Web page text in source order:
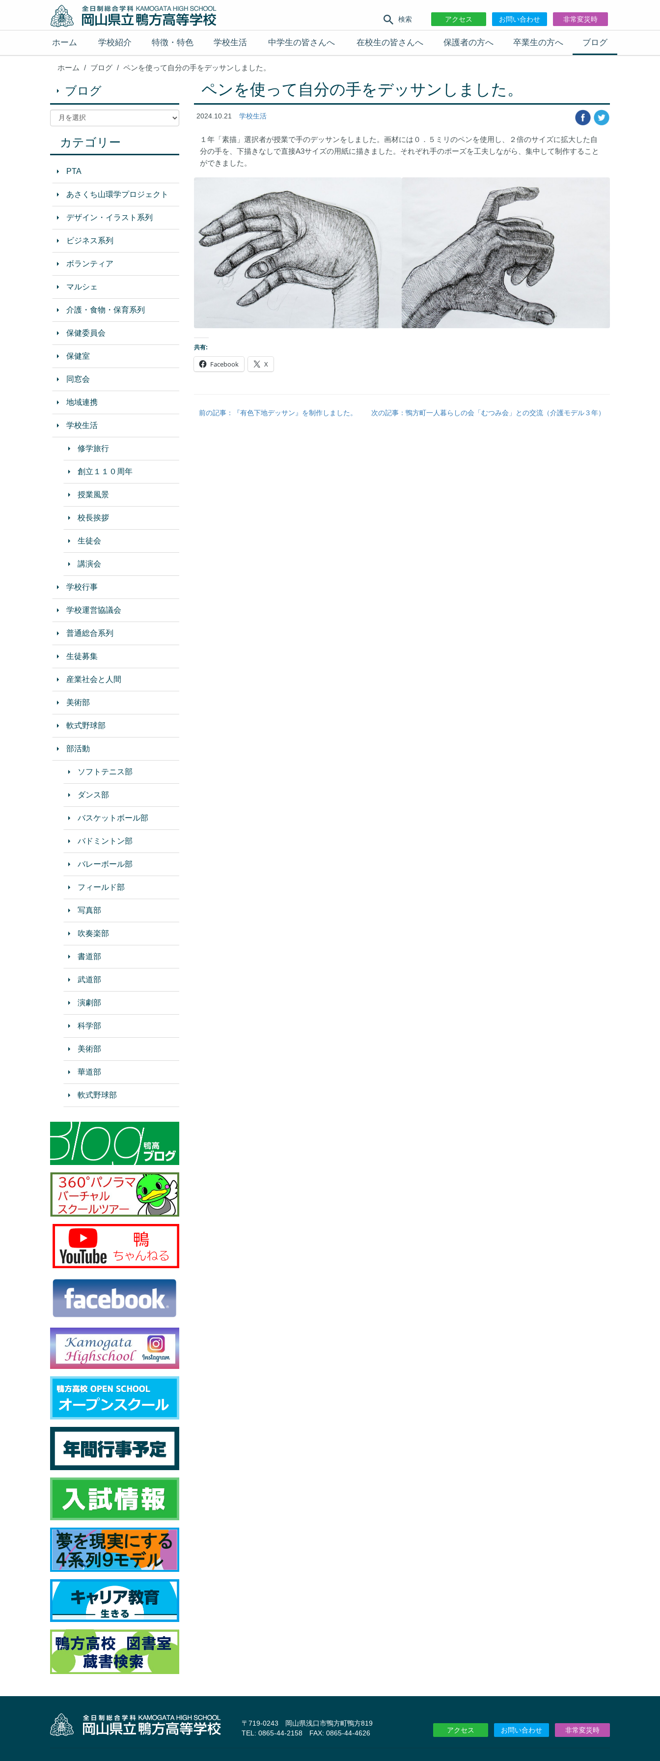
検索 アクセス お問い合わせ 非常変災時
ホーム 学校紹介 特徴・特色 学校生活 中学生の皆さんへ 在校生の皆さんへ 保護者の方へ 卒業生の方へ ブログ
ホーム ブログ ペンを使って自分の手をデッサンしました。
ペンを使って自分の手をデッサンしました。
2024.10.21 学校生活
１年「素描」選択者が授業で手のデッサンをしました。画材には０．５ミリのペンを使用し、２倍のサイズに拡大した自
分の手を、下描きなしで直接A3サイズの用紙に描きました。それぞれ手のポーズを工夫しながら、集中して制作すること
ができました。
共有:
Facebook X
前の記事：『有色下地デッサン』を制作しました。 次の記事：鴨方町一人暮らしの会「むつみ会」との交流（介護モデル３年）
ブログ
カテゴリー
PTA
あさくち山環学プロジェクト
デザイン・イラスト系列
ビジネス系列
ボランティア
マルシェ
介護・食物・保育系列
保健委員会
保健室
同窓会
地域連携
学校生活
修学旅行
創立１１０周年
授業風景
校長挨拶
生徒会
講演会
学校行事
学校運営協議会
普通総合系列
生徒募集
産業社会と人間
美術部
軟式野球部
部活動
ソフトテニス部
ダンス部
バスケットボール部
バドミントン部
バレーボール部
フィールド部
写真部
吹奏楽部
書道部
武道部
演劇部
科学部
美術部
華道部
軟式野球部
〒719-0243 岡山県浅口市鴨方町鴨方819
TEL: 0865-44-2158 FAX: 0865-44-4626
アクセス お問い合わせ 非常変災時